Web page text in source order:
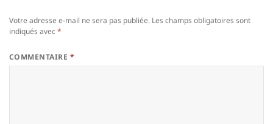
Votre adresse e-mail ne sera pas publiée. Les champs obligatoires sont
indiqués avec*
COMMENTAIRE *